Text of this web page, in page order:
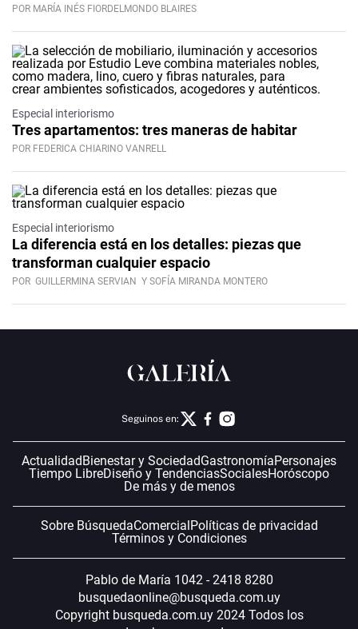
POR MARÍA INÉS FIORDELMONDO BLAIRES
Especial interiorismo
Tres apartamentos: tres maneras de habitar
POR FEDERICA CHIARINO VANRELL
Especial interiorismo
La diferencia está en los detalles: piezas que
transforman cualquier espacio
POR GUILLERMINA SERVIAN Y SOFÍA MIRANDA MONTERO
Seguinos en:
Actualidad Bienestar y SociedadGastronomíaPersonajes
Tiempo LibreDiseño y TendenciasSocialesHoróscopo
De más y de menos
Sobre BúsquedaComercial Políticas de privacidad
Términos y Condiciones
Pablo de María 1042 - 2418 8280
busquedaonline@busqueda.com.uy
Copyright busqueda.com.uy 2024 Todos los